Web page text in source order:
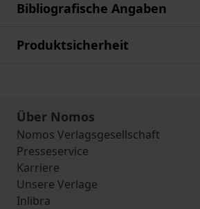
Bibliografische Angaben
Produktsicherheit
Über Nomos
Nomos Verlagsgesellschaft
Presseservice
Karriere
Unsere Verlage
Inlibra